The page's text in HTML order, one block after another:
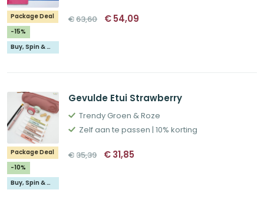
Package Deal
-15%
Buy, Spin & Win 🚙
€63,60 Oorspronkelijke
prijs
€54,09
Package Deal
-10%
Buy, Spin & Win 🚙
Gevulde Etui Strawberry
Trendy Groen & Roze
Zelf aan te passen | 10% korting
€35,39 Oorspronkelijke
prijs
€31,85